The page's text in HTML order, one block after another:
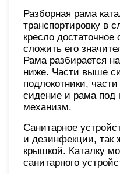
Разборная рама
транспортировку в
кресло
сложить его
Рама разбирается
ниже. Части выше
подлокотники,
сидение и рама под
механизм.
Санитарное
и дезинфекции, так
крышкой. Каталку
санитарного